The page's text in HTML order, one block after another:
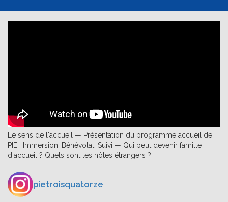
Le sens de l'accueil — Présentation du programme accueil de
PIE : Immersion, Bénévolat, Suivi — Qui peut devenir famille
d'accueil ? Quels sont les hôtes étrangers ?
pietroisquatorze